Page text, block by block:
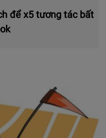
để x5 tương tác bất